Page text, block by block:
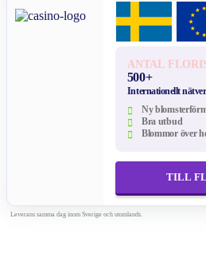
ANTAL
500+
Internationellt
Ny
Bra utbud
Blommor över
TILL
Leverans samma dag inom Sverige och utomlands.